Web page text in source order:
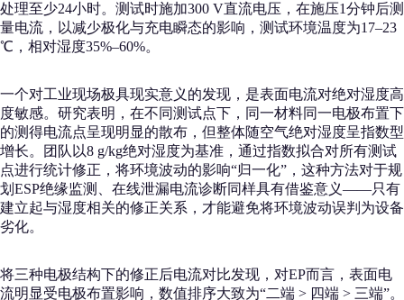
处理至少24小时。测试时施加300 V直流电压，在施压1分钟后测
量电流，以减少极化与充电瞬态的影响，测试环境温度为17–23
℃，相对湿度35%–60%。
一个对工业现场极具现实意义的发现，是表面电流对绝对湿度高
度敏感。研究表明，在不同测试点下，同一材料同一电极布置下
的测得电流点呈现明显的散布，但整体随空气绝对湿度呈指数型
增长。团队以8 g/kg绝对湿度为基准，通过指数拟合对所有测试
点进行统计修正，将环境波动的影响“归一化”，这种方法对于规
划ESP绝缘监测、在线泄漏电流诊断同样具有借鉴意义——只有
建立起与湿度相关的修正关系，才能避免将环境波动误判为设备
劣化。
将三种电极结构下的修正后电流对比发现，对EP而言，表面电
流明显受电极布置影响，数值排序大致为“二端 > 四端 > 三端”。